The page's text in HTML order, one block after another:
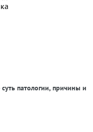
патологии, причины и